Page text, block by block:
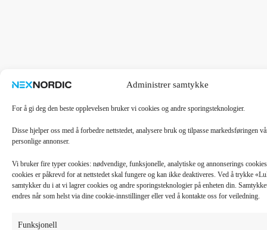
Administrer samtykke
For å gi deg den beste opplevelsen bruker vi cookies og andre sporingsteknologier.
Disse hjelper oss med å forbedre nettstedet, analysere bruk og tilpasse markedsføringen
personlige annonser.
Vi bruker fire typer cookies: nødvendige, funksjonelle, analytiske og annonserings
cookies er påkrevd for at nettstedet skal fungere og kan ikke deaktiveres. Ved å trykke
samtykker du i at vi lagrer cookies og andre sporingsteknologier på enheten din.
endres når som helst via dine cookie-innstillinger eller ved å kontakte oss for veiledning.
Funksjonell